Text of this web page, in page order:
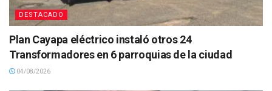
DESTACADO
Plan Cayapa eléctrico instaló otros 24
Transformadores en 6 parroquias de la ciudad
04/08/2026